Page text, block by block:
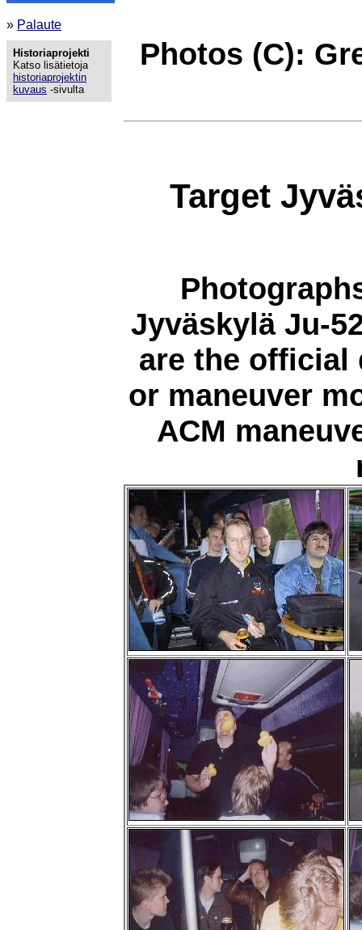
» Palaute
Historiaprojekti
Katso lisätietoja
historiaprojektin
kuvaus -sivulta
Photos (C):
Target
Jyväskylä Ju-
are the official
or maneuver
ACM